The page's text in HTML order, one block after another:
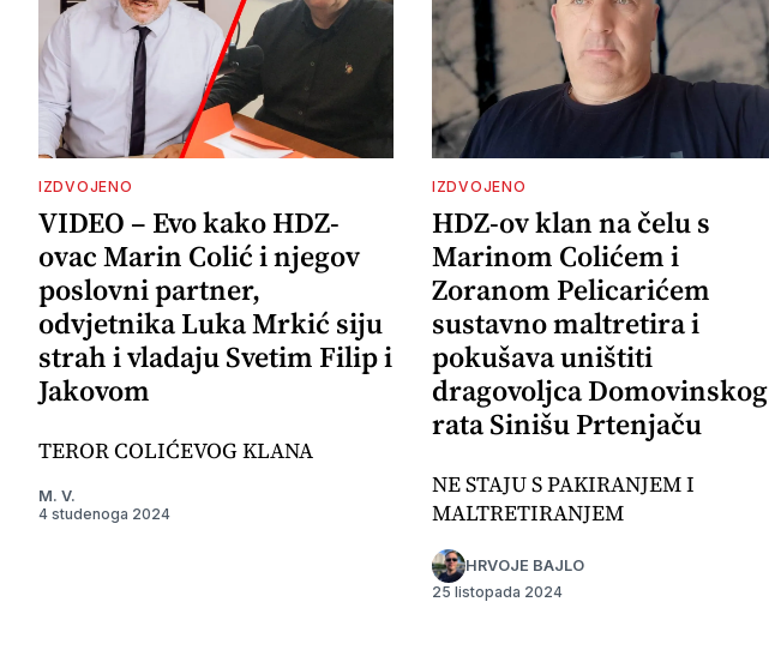
IZDVOJENO
VIDEO – Evo kako HDZ-
ovac Marin Colić i njegov
poslovni partner,
odvjetnika Luka Mrkić siju
strah i vladaju Svetim Filip i
Jakovom
TEROR COLIĆEVOG KLANA
M. V.
4 studenoga 2024
IZDVOJENO
HDZ-ov klan na čelu s
Marinom Colićem i
Zoranom Pelicarićem
sustavno maltretira i
pokušava uništiti
dragovoljca Domovinskog
rata Sinišu Prtenjaču
NE STAJU S PAKIRANJEM I
MALTRETIRANJEM
HRVOJE BAJLO
25 listopada 2024